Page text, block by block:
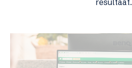
resultaat.